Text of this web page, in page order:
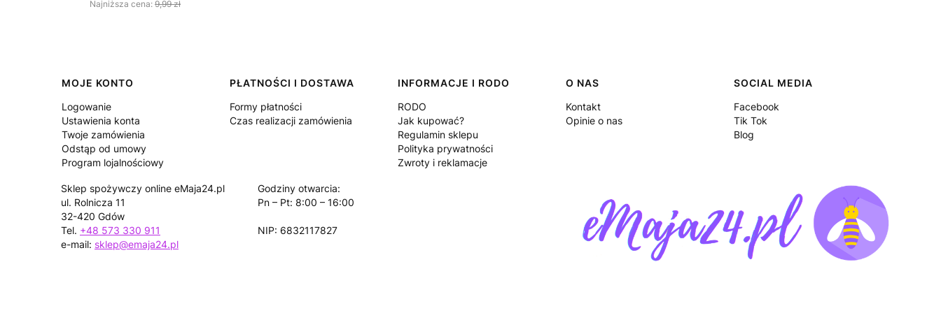
Najniższa cena: 9,99 zł
Linki w stopce
MOJE KONTO
Logowanie
Ustawienia konta
Twoje zamówienia
Odstąp od umowy
Program lojalnościowy
PŁATNOŚCI I DOSTAWA
Formy płatności
Czas realizacji zamówienia
INFORMACJE I RODO
RODO
Jak kupować?
Regulamin sklepu
Polityka prywatności
Zwroty i reklamacje
O NAS
Kontakt
Opinie o nas
SOCIAL MEDIA
Facebook
Tik Tok
Blog
Sklep spożywczy online eMaja24.pl
ul. Rolnicza 11
32-420 Gdów
Tel. +48 573 330 911
e-mail: sklep@emaja24.pl
Godziny otwarcia:
Pn – Pt: 8:00 – 16:00
NIP: 6832117827